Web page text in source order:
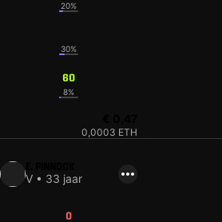
20%
30%
60
8%
0,0003 ETH
V • 33 jaar
0